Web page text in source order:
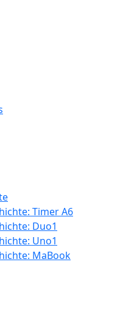
Timer A6
Duo1
Uno1
MaBook